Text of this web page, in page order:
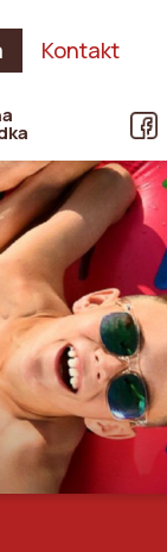
Kontakt